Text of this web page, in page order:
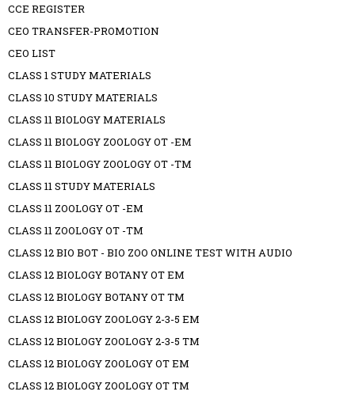
CCE REGISTER
CEO TRANSFER-PROMOTION
CEO LIST
CLASS 1 STUDY MATERIALS
CLASS 10 STUDY MATERIALS
CLASS 11 BIOLOGY MATERIALS
CLASS 11 BIOLOGY ZOOLOGY OT -EM
CLASS 11 BIOLOGY ZOOLOGY OT -TM
CLASS 11 STUDY MATERIALS
CLASS 11 ZOOLOGY OT -EM
CLASS 11 ZOOLOGY OT -TM
CLASS 12 BIO BOT - BIO ZOO ONLINE TEST WITH AUDIO
CLASS 12 BIOLOGY BOTANY OT EM
CLASS 12 BIOLOGY BOTANY OT TM
CLASS 12 BIOLOGY ZOOLOGY 2-3-5 EM
CLASS 12 BIOLOGY ZOOLOGY 2-3-5 TM
CLASS 12 BIOLOGY ZOOLOGY OT EM
CLASS 12 BIOLOGY ZOOLOGY OT TM